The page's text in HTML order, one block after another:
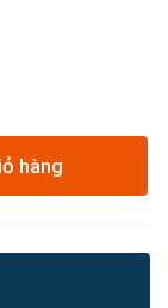
hàng